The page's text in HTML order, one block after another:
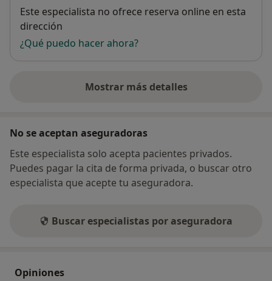
Disponibilidad
Este especialista no ofrece reserva online en esta
dirección
¿Qué puedo hacer ahora?
Mostrar más detalles
sobre la dirección
No se aceptan aseguradoras
Este especialista solo acepta pacientes privados.
Puedes pagar la cita de forma privada, o buscar otro
especialista que acepte tu aseguradora.
Buscar especialistas por aseguradora
Opiniones